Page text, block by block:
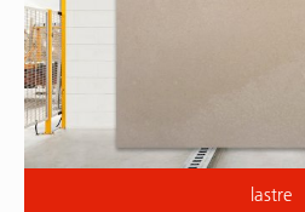
lastre